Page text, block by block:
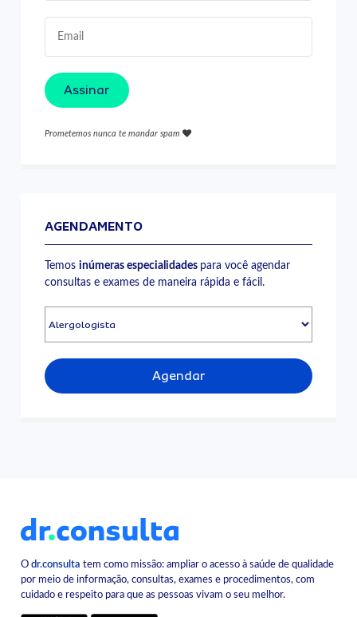
Assinar
Prometemos nunca te mandar spam
AGENDAMENTO
Temosinúmeras especialidades para você agendar
consultas e exames de maneira rápida e fácil.
Agendar
Odr.consulta tem como missão: ampliar o acesso à saúde de qualidade
por meio de informação, consultas, exames e procedimentos, com
cuidado e respeito para que as pessoas vivam o seu melhor.